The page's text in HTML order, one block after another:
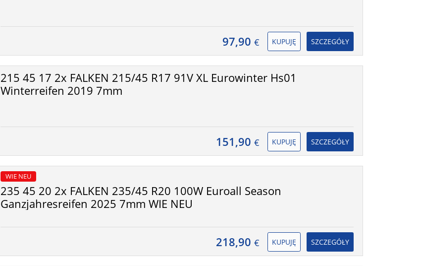
97,90 € KUPUJĘ SZCZEGÓŁY
215 45 17 2x FALKEN 215/45 R17 91V XL Eurowinter Hs01
Winterreifen 2019 7mm
151,90 € KUPUJĘ SZCZEGÓŁY
WIE NEU
235 45 20 2x FALKEN 235/45 R20 100W Euroall Season
Ganzjahresreifen 2025 7mm WIE NEU
218,90 € KUPUJĘ SZCZEGÓŁY